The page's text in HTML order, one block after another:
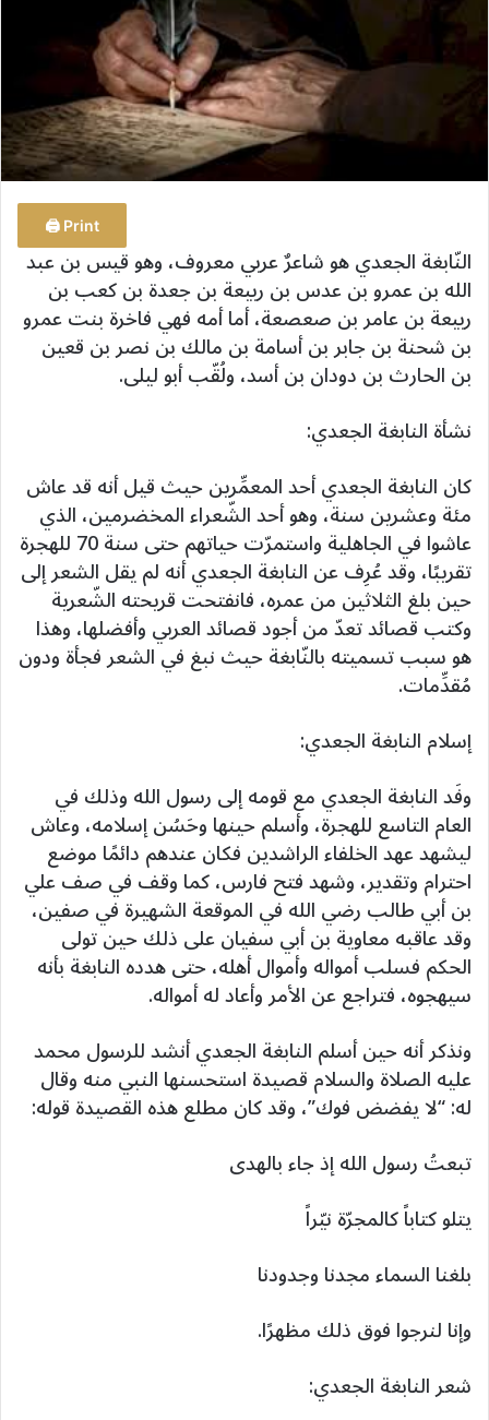
ي
ر
ي
ا
Print 🖨
النّابغة الجعدي هو شاعرٌ عربي معروف، وهو قيس بن عبد
الله بن عمرو بن عدس بن ربيعة بن جعدة بن كعب بن
ربيعة بن عامر بن صعصعة، أما أمه فهي فاخرة بنت عمرو
بن شحنة بن جابر بن أسامة بن مالك بن نصر بن قعين
بن الحارث بن دودان بن أسد، ولُقّب أبو ليلى.
نشأة النابغة الجعدي:
كان النابغة الجعدي أحد المعمِّرين حيث قيل أنه قد عاش
مئة وعشرين سنة، وهو أحد الشّعراء المخضرمين، الذي
عاشوا في الجاهلية واستمرّت حياتهم حتى سنة 70 للهجرة
تقريبًا، وقد عُرِف عن النابغة الجعدي أنه لم يقل الشعر إلى
حين بلغ الثلاثين من عمره، فانفتحت قريحته الشّعرية
وكتب قصائد تعدّ من أجود قصائد العربي وأفضلها، وهذا
هو سبب تسميته بالنّابغة حيث نبغ في الشعر فجأة ودون
مُقدِّمات.
إسلام النابغة الجعدي:
وفَد النابغة الجعدي مع قومه إلى رسول الله وذلك في
العام التاسع للهجرة، وأسلم حينها وحَسُن إسلامه، وعاش
ليشهد عهد الخلفاء الراشدين فكان عندهم دائمًا موضع
احترام وتقدير، وشهد فتح فارس، كما وقف في صف علي
بن أبي طالب رضي الله في الموقعة الشهيرة في صفين،
وقد عاقبه معاوية بن أبي سفيان على ذلك حين تولى
الحكم فسلب أمواله وأموال أهله، حتى هدده النابغة بأنه
سيهجوه، فتراجع عن الأمر وأعاد له أمواله.
ونذكر أنه حين أسلم النابغة الجعدي أنشد للرسول محمد
عليه الصلاة والسلام قصيدة استحسنها النبي منه وقال
له: “لا يفضض فوك”، وقد كان مطلع هذه القصيدة قوله:
تبعتُ رسول الله إذ جاء بالهدى
يتلو كتاباً كالمجرّة نيّراً
بلغنا السماء مجدنا وجدودنا
وإنا لنرجوا فوق ذلك مظهرًا.
شعر النابغة الجعدي: